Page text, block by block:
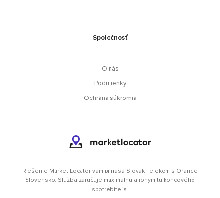
Spoločnosť
O nás
Podmienky
Ochrana súkromia
Riešenie Market Locator vám prináša Slovak Telekom s Orange
Slovensko. Služba zaručuje maximálnu anonymitu koncového
spotrebiteľa.